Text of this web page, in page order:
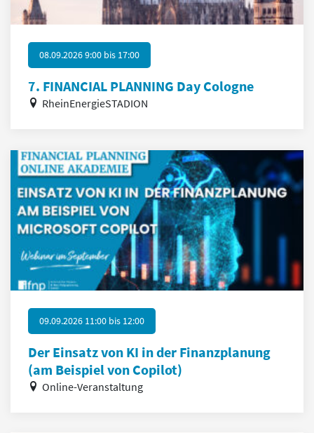
08.09.2026 9:00 bis 17:00
7. FINANCIAL PLANNING Day Cologne
RheinEnergieSTADION
09.09.2026 11:00 bis 12:00
Der Einsatz von KI in der Finanzplanung
(am Beispiel von Copilot)
Online-Veranstaltung